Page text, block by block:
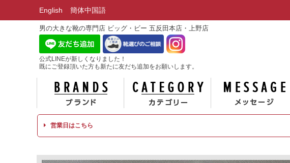
English 簡体中国語
男の大きな靴の専門店 ビッグ・ビー 五反田本店・上野店
公式LINEが新しくなりました！
既にご登録頂いた方も新たに友だち追加をお願いします。
ブランド カテゴリー
営業日はこちら